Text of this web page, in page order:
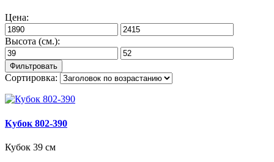
Цена:
Высота (см.):
Сортировка:
Кубок 802‑390
Кубок 39 см